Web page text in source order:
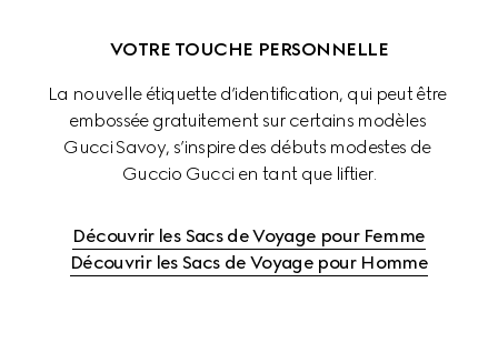
VOTRE TOUCHE PERSONNELLE
La nouvelle étiquette d’identification, qui peut être
embossée gratuitement sur certains modèles
Gucci Savoy, s’inspire des débuts modestes de
Guccio Gucci en tant que liftier.
Découvrir les Sacs de Voyage pour Femme
Découvrir les Sacs de Voyage pour Homme